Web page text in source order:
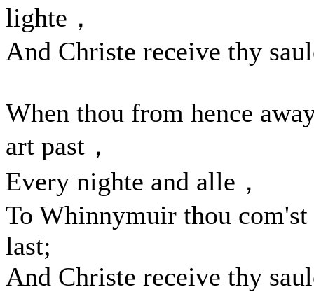
lighte，
And Christe receive thy
When thou from hence
art past，
Every nighte and alle，
To Whinnymuir thou com'st
last;
And Christe receive thy